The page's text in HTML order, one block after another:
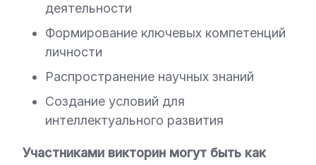
деятельности
Формирование ключевых компетенций
личности
Распространение научных знаний
Создание условий для
интеллектуального развития
Участниками викторин могут быть как